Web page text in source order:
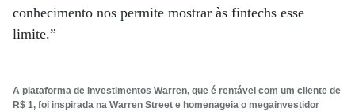
conhecimento nos permite mostrar às fintechs esse
limite.”
A plataforma de investimentos Warren, que é rentável com um cliente de
R$ 1, foi inspirada na Warren Street e homenageia o megainvestidor